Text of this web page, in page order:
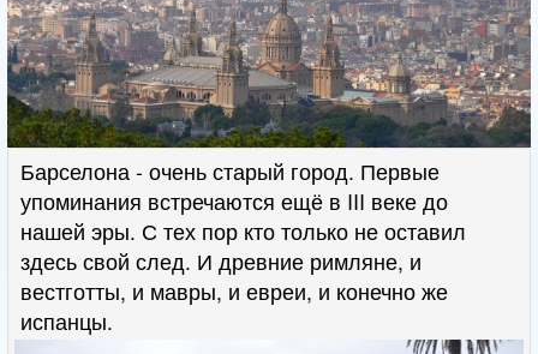
Барселона - очень старый город. Первые
упоминания встречаются ещё в III веке до
нашей эры. С тех пор кто только не оставил
здесь свой след. И древние римляне, и
вестготты, и мавры, и евреи, и конечно же
испанцы.